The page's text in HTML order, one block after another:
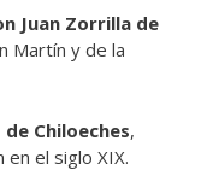
Juan Zorrilla de
Martín y de la
Chiloeches,
el siglo XIX.